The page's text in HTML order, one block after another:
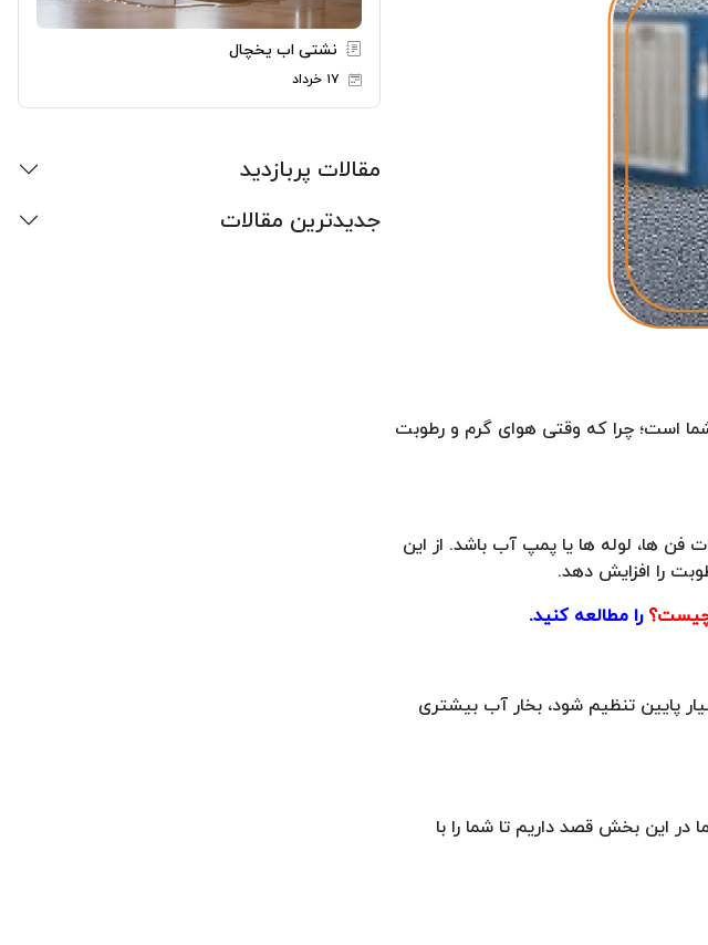
است؛ چرا که وقتی هوای گرم و رطوبت
ها، لوله ها یا پمپ آب باشد. از این
را افزایش دهد.
چیست؟را مطالعه کنید.
پایین تنظیم شود، بخار آب بیشتری
در این بخش قصد داریم تا شما را با
نشتی اب یخچال
۱۷ خرداد
مقالات پربازدید
جدیدترین مقالات